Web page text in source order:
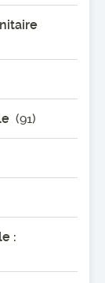
(91)
: